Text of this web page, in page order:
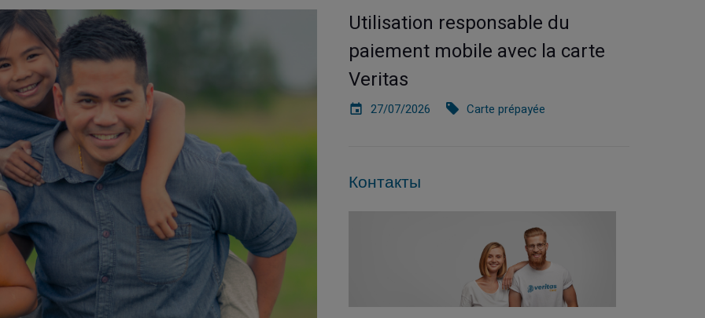
Utilisation responsable du
paiement mobile avec la carte
Veritas
27/07/2026 Carte prépayée
Контакты